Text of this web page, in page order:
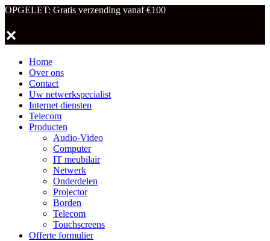
OPGELET: Gratis verzending vanaf €100
✕
Home
Over ons
Contact
Uw netwerkspecialist
Internet diensten
Telecom
Producten
Audio-Video
Computer
IT meubilair
Netwerk
Onderdelen
Projector
Borden
Telecom
Touchscreens
Offerte formulier